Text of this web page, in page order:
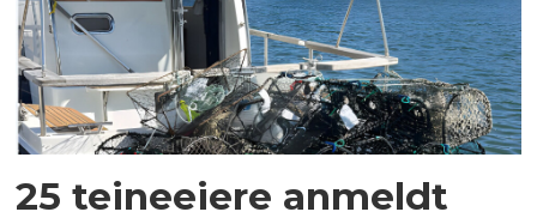
25 teineeiere anmeldt